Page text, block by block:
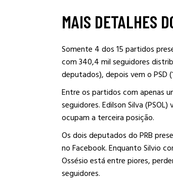
MAIS DETALHES
Somente 4 dos 15 partidos
com 340,4 mil seguidores
deputados), depois vem o PSD
Entre os partidos com apenas
seguidores. Edilson Silva
ocupam a terceira posição.
Os dois deputados do PRB
no Facebook. Enquanto Silvio
Ossésio está entre piores,
seguidores.